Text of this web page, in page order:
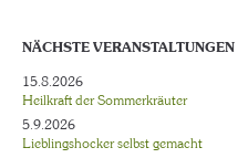
NÄCHSTE VERANSTALTUNGEN
15.8.2026
Heilkraft der Sommerkräuter
5.9.2026
Lieblingshocker selbst gemacht